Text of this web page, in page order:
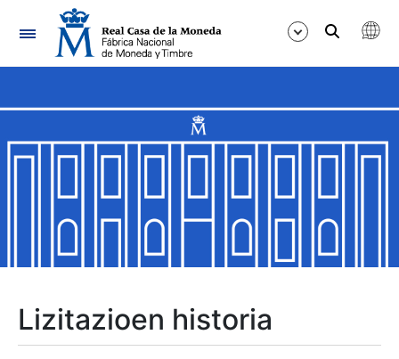
Nabigazioa
Erakutsi/Ezkutatu
Erakutsi/Ezkutatu
Erakutsi/Ezkutatu
Lizitazioen historia